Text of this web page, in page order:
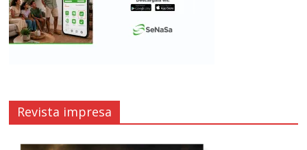
Revista impresa